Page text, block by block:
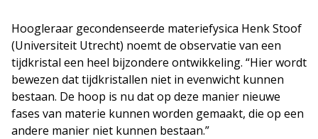
Hoogleraar gecondenseerde materiefysica Henk Stoof
(Universiteit Utrecht) noemt de observatie van een
tijdkristal een heel bijzondere ontwikkeling. “Hier wordt
bewezen dat tijdkristallen niet in evenwicht kunnen
bestaan. De hoop is nu dat op deze manier nieuwe
fases van materie kunnen worden gemaakt, die op een
andere manier niet kunnen bestaan.”